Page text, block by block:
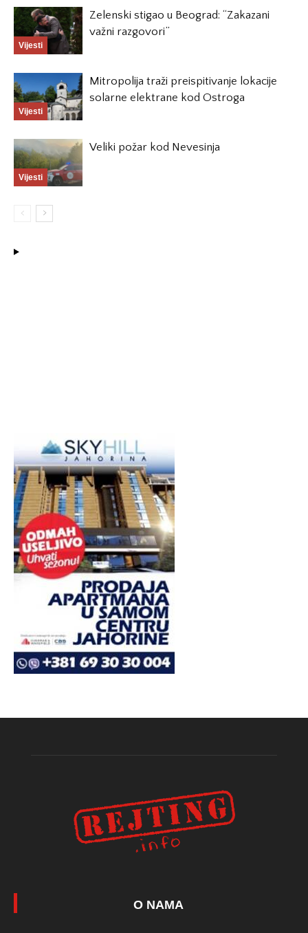
Vijesti
Zelenski stigao u Beograd: “Zakazani
važni razgovori”
Vijesti
Mitropolija traži preispitivanje lokacije
solarne elektrane kod Ostroga
Vijesti
Veliki požar kod Nevesinja
O NAMA